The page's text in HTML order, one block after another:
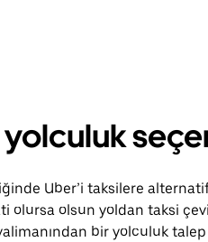
Uber’i taksilere
olsun yoldan taksi
bir yolculuk